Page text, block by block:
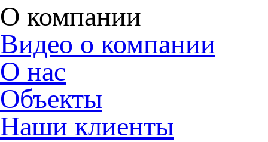
О компании
Видео о компании
О нас
Объекты
Наши клиенты